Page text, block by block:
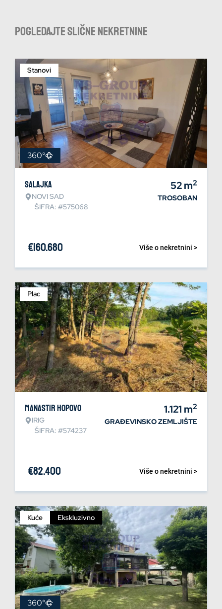
Pogledajte slične nekretnine
Stanovi
360°
Salajka
NOVI SAD
ŠIFRA: #575068
52m2
TROSOBAN
Više o nekretnini >
€160.680
Plac
Manastir Hopovo
IRIG
ŠIFRA: #574237
1.121 m2
GRAĐEVINSKO ZEMLJIŠTE
Više o nekretnini >
€82.400
Kuće Ekskluzivno
360°